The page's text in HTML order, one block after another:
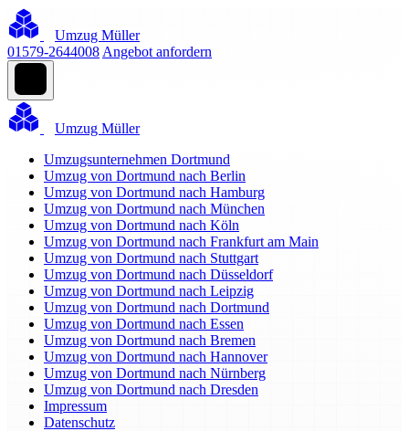
Umzug Müller
01579-2644008 Angebot anfordern
Umzug Müller
Umzugsunternehmen Dortmund
Umzug von Dortmund nach Berlin
Umzug von Dortmund nach Hamburg
Umzug von Dortmund nach München
Umzug von Dortmund nach Köln
Umzug von Dortmund nach Frankfurt am Main
Umzug von Dortmund nach Stuttgart
Umzug von Dortmund nach Düsseldorf
Umzug von Dortmund nach Leipzig
Umzug von Dortmund nach Dortmund
Umzug von Dortmund nach Essen
Umzug von Dortmund nach Bremen
Umzug von Dortmund nach Hannover
Umzug von Dortmund nach Nürnberg
Umzug von Dortmund nach Dresden
Impressum
Datenschutz